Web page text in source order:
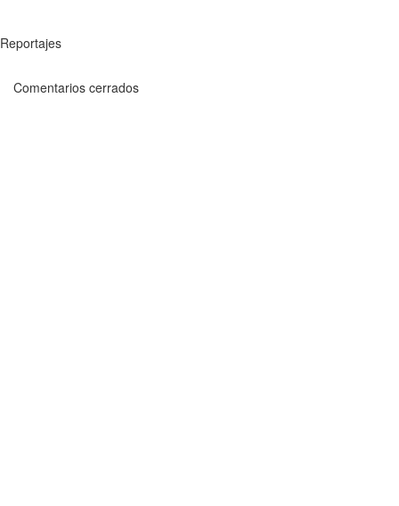
Reportajes
Comentarios cerrados